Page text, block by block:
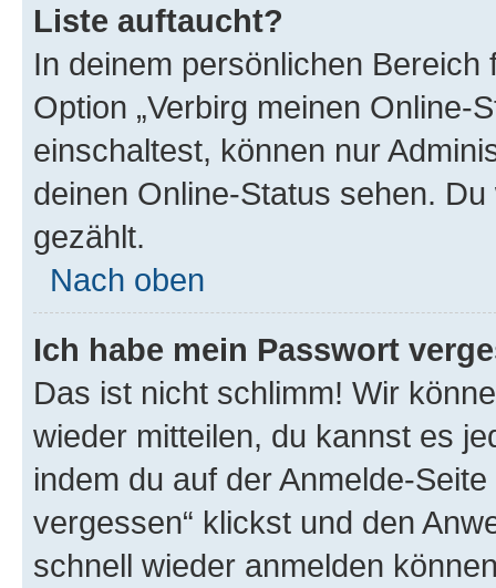
Liste auftaucht?
In deinem persönlichen
Option „Verbirg meinen Online-
einschaltest, können nur
deinen Online-Status sehen.
gezählt.
Nach oben
Ich habe mein Passwort
Das ist nicht schlimm! Wir
wieder mitteilen, du kannst es
indem du auf der Anmelde-
vergessen“ klickst und den
schnell wieder anmelden